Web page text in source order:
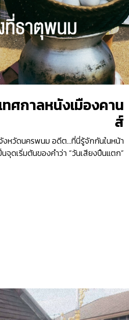
ศกาลหนังเมืองคาน
ส์
งหวัดนครพนม อดีต…ที่นี่รู้จักกันในหน้า
จุดเริ่มต้นของคำว่า “วันเสียงปืนแตก”